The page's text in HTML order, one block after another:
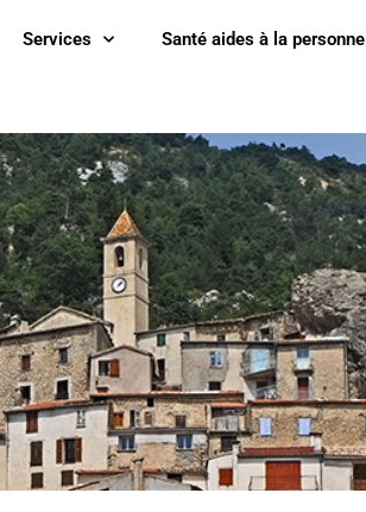
Services Santé aides à la personne